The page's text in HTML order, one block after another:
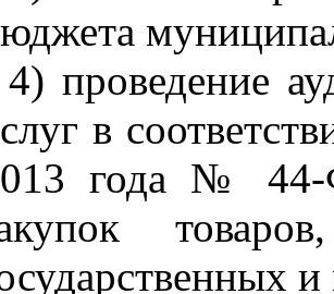
4) проведение
в
года № 44-